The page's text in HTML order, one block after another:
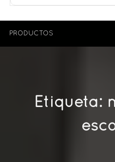
PRODUCTOS
Etiqueta: